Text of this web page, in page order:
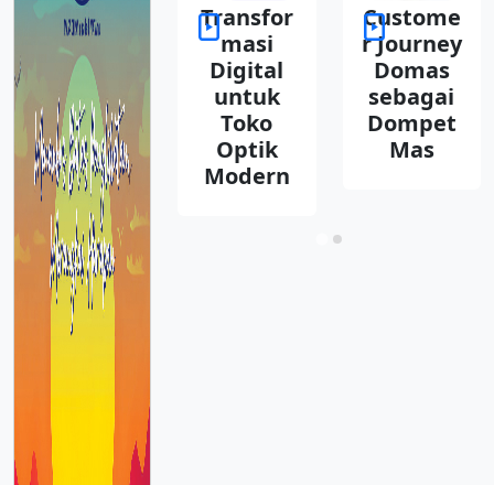
Transfor
masi
Digital
untuk
Toko
Optik
Modern
Custome
r Journey
Domas
sebagai
Dompet
Mas